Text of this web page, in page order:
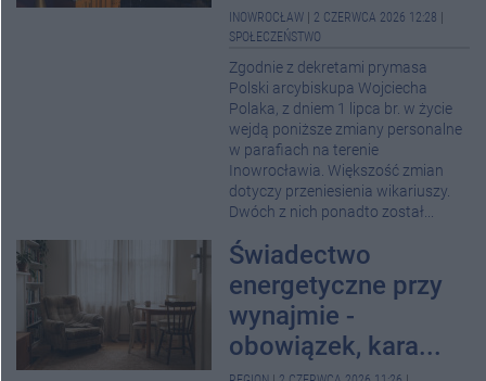
INOWROCŁAW 2 CZERWCA 2026 12:28
SPOŁECZEŃSTWO
Zgodnie z dekretami prymasa
Polski arcybiskupa Wojciecha
Polaka, z dniem 1 lipca br. w życie
wejdą poniższe zmiany personalne
w parafiach na terenie
Inowrocławia. Większość zmian
dotyczy przeniesienia wikariuszy.
Dwóch z nich ponadto został...
Świadectwo
energetyczne przy
wynajmie -
obowiązek, kara...